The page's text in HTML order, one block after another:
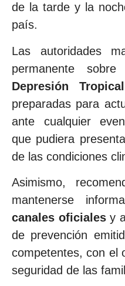
de la tarde y la
país.
Las autoridades
permanente
Depresión
preparadas para
ante cualquier
que pudiera
de las condiciones
Asimismo,
mantenerse
canales oficialesy
de prevención
competentes, con el
seguridad de las